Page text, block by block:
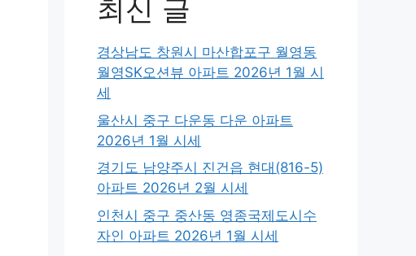
최신 글
경상남도 창원시 마산합포구 월영동
월영SK오션뷰 아파트 2026년 1월 시
세
울산시 중구 다운동 다운 아파트
2026년 1월 시세
경기도 남양주시 진건읍 현대(816-5)
아파트 2026년 2월 시세
인천시 중구 중산동 영종국제도시수
자인 아파트 2026년 1월 시세